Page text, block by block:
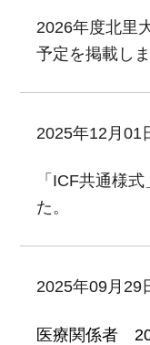
2026年度北里
予定を掲載しま
2025年12月01
「ICF共通様
た。
2025年09月29
医療関係者